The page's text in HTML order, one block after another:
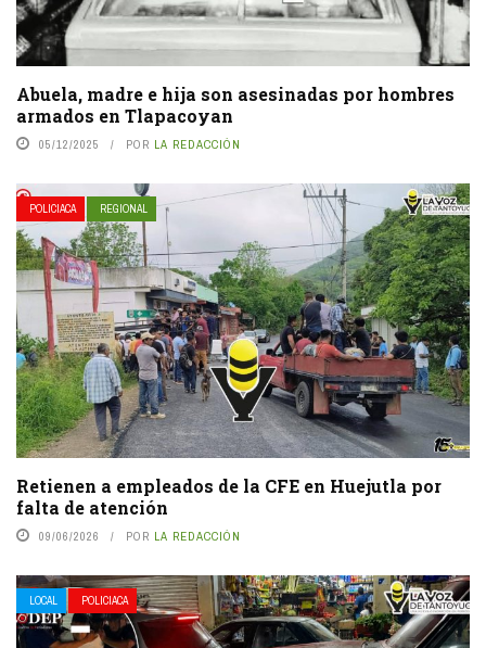
Abuela, madre e hija son asesinadas por hombres
armados en Tlapacoyan
05/12/2025 POR LA REDACCIÓN
POLICIACA REGIONAL
Retienen a empleados de la CFE en Huejutla por
falta de atención
09/06/2026 POR LA REDACCIÓN
LOCAL POLICIACA